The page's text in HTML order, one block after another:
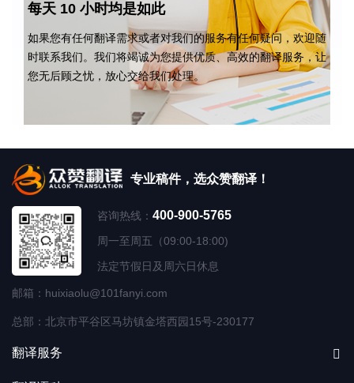
每天 10 小时均是如此
如果您有任何翻译需求或者对我们的服务有任何疑问，欢迎随
时联系我们。我们将竭诚为您提供优质、高效的翻译服务，让
您无后顾之忧，放心交给我们处理。
专业稿件，选众赞翻译！
咨询热线： 400-900-5765
周一至周五（09:00-18:00)
法定节假日及周六日休息
邮箱：huixiaolu@101fanyi.com
总部：北京市平谷区马坊镇金塔西园15号-230177
翻译服务